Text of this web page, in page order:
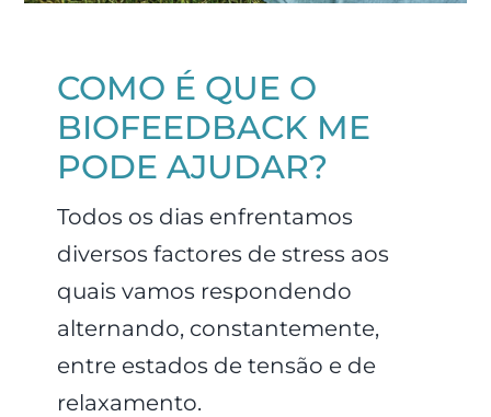
COMO É QUE O
BIOFEEDBACK ME
PODE AJUDAR?
Todos os dias enfrentamos
diversos factores de stress aos
quais vamos respondendo
alternando, constantemente,
entre estados de tensão e de
relaxamento.